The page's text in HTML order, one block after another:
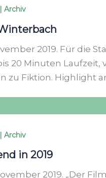
Archiv
2019. Für die
20 Minuten Laufzeit,
zu Fiktion. Highlight
Archiv
in 2019
2019. „Der